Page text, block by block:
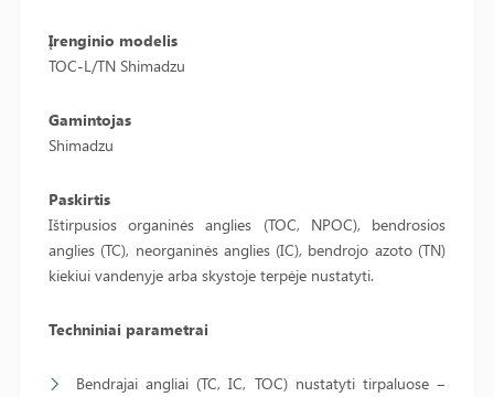
Įrenginio modelis
TOC-L/TN Shimadzu
Gamintojas
Shimadzu
Paskirtis
Ištirpusios organinės anglies (TOC, NPOC), bendrosios
anglies (TC), neorganinės anglies (IC), bendrojo azoto (TN)
kiekiui vandenyje arba skystoje terpėje nustatyti.
Techniniai parametrai
Bendrajai angliai (TC, IC, TOC) nustatyti tirpaluose ‒